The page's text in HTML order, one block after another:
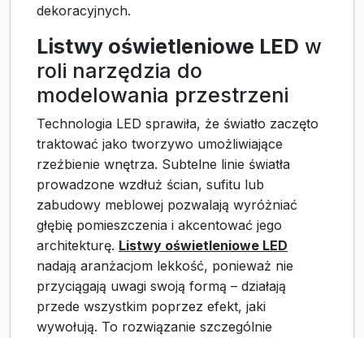
dekoracyjnych.
Listwy oświetleniowe LED w
roli narzędzia do
modelowania przestrzeni
Technologia LED sprawiła, że światło zaczęto
traktować jako tworzywo umożliwiające
rzeźbienie wnętrza. Subtelne linie światła
prowadzone wzdłuż ścian, sufitu lub
zabudowy meblowej pozwalają wyróżniać
głębię pomieszczenia i akcentować jego
architekturę. Listwy oświetleniowe LED
nadają aranżacjom lekkość, ponieważ nie
przyciągają uwagi swoją formą – działają
przede wszystkim poprzez efekt, jaki
wywołują. To rozwiązanie szczególnie